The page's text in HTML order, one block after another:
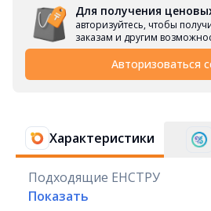
Для получения
авторизуйтесь, чтобы
заказам и другим
Авторизоваться
Характеристики
Подходящие ЕНСТРУ
Показать